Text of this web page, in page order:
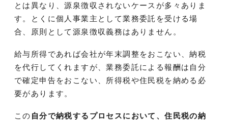
とは異なり、源泉徴収されないケースが多々ありま
す。とくに個人事業主として業務委託を受ける場
合、原則として源泉徴収義務はありません。
給与所得であれば会社が年末調整をおこない、納税
を代行してくれますが、業務委託による報酬は自分
で確定申告をおこない、所得税や住民税を納める必
要があります。
この 自分で納税するプロセスにおいて、住民税の納